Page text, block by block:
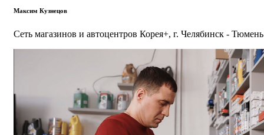
Максим Кузнецов
Сеть магазинов и автоцентров Корея+, г. Челябинск - Тюмень